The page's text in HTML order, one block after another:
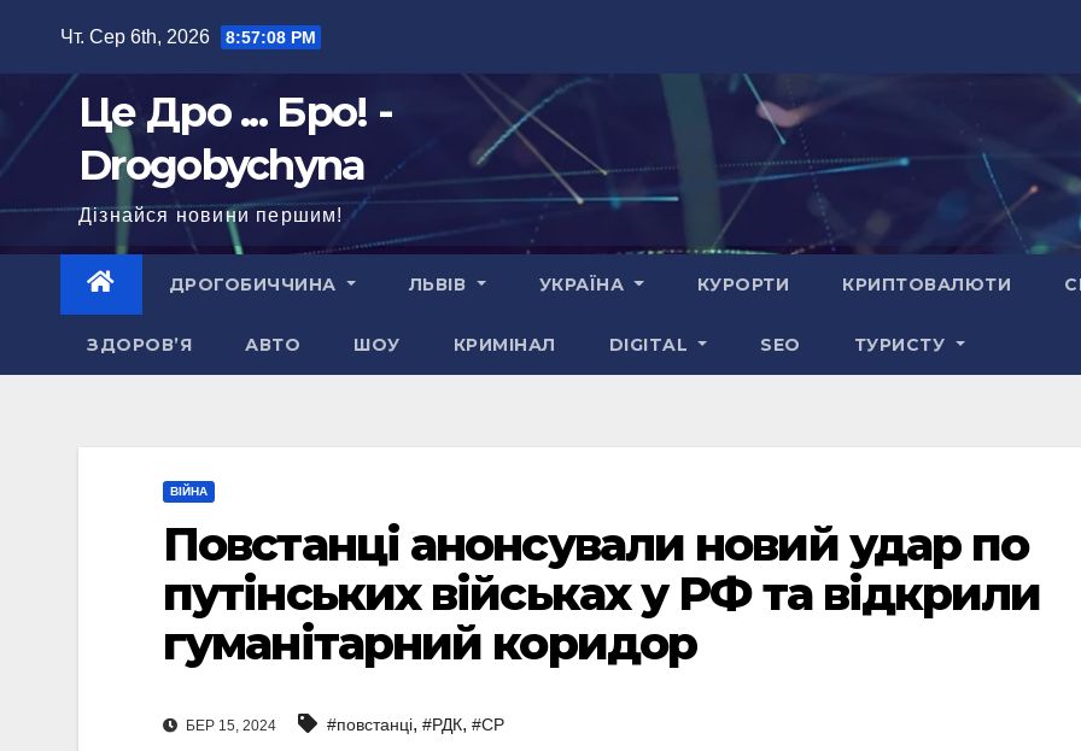
Чт. Сер 6th, 2026 8:57:09 PM
Це Дро ... Бро! -
Drogobychyna
Дізнайся новини першим!
ДРОГОБИЧЧИНА ЛЬВІВ УКРАЇНА КУРОРТИ КРИПТОВАЛЮТИ
ЗДОРОВ’Я АВТО ШОУ КРИМІНАЛ DIGITAL SEO ТУРИСТУ
ВІЙНА
Повстанці анонсували новий удар по
путінських військах у РФ та відкрили
гуманітарний коридор
БЕР 15, 2024 #повстанці, #РДК, #СР